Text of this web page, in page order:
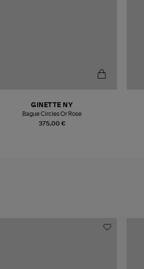
375,00 €
GINETTE NY
Bague Circles Or Rose